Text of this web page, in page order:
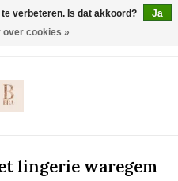
lingerie waregem
verbeteren. Is dat akkoord?
Ja
over cookies »
EU maten. .